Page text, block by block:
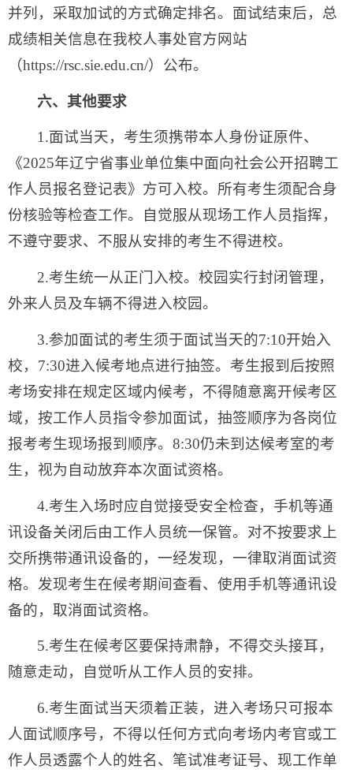
并列，采取加试的方式确定排名。面试结束后，总
成绩相关信息在我校人事处官方网站
（https://rsc.sie.edu.cn/）公布。
六、其他要求
1.面试当天，考生须携带本人身份证原件、
《2025年辽宁省事业单位集中面向社会公开招聘工
作人员报名登记表》方可入校。所有考生须配合身
份核验等检查工作。自觉服从现场工作人员指挥，
不遵守要求、不服从安排的考生不得进校。
2.考生统一从正门入校。校园实行封闭管理，
外来人员及车辆不得进入校园。
3.参加面试的考生须于面试当天的7:10开始入
校，7:30进入候考地点进行抽签。考生报到后按照
考场安排在规定区域内候考，不得随意离开候考区
域，按工作人员指令参加面试，抽签顺序为各岗位
报考考生现场报到顺序。8:30仍未到达候考室的考
生，视为自动放弃本次面试资格。
4.考生入场时应自觉接受安全检查，手机等通
讯设备关闭后由工作人员统一保管。对不按要求上
交所携带通讯设备的，一经发现，一律取消面试资
格。发现考生在候考期间查看、使用手机等通讯设
备的，取消面试资格。
5.考生在候考区要保持肃静，不得交头接耳，
随意走动，自觉听从工作人员的安排。
6.考生面试当天须着正装，进入考场只可报本
人面试顺序号，不得以任何方式向考场内考官或工
作人员透露个人的姓名、笔试准考证号、现工作单